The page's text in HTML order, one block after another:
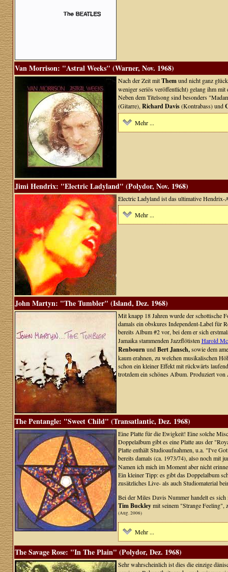
Van Morrison: "Astral Weeks" (Warner, Nov. 1968)
Nach der Zeit mitThemund nicht ganz
weniger seriös veröffentlicht) gelang ihm
Neben dem Titelsong sind besonders
(Gitarre), Richard Davis(Kontrabass) und
Mehr ...
Jimi Hendrix: "Electric Ladyland" (Polydor, Nov. 1968)
Electric Ladyland ist das ultimative Hendrix-
Mehr ...
John Martyn: "The Tumbler" (Island, Dez. 1968)
Mit knapp 18 Jahren wurde der schottische
damals ein obskures Independent-Label für
bereits Album #2 vor, bei dem er sich
Jamaika stammenden Jazzflötisten Harold
Renbourn undBert Jansch,sowie dem
kaum erahnen, zu welchen musikalischen
schon ein kleiner Effekt mit rückwärts
trotzdem ein schönes Album. Produziert von
The Pentangle: "Sweet Child" (Transatlantic, Dez. 1968)
Eine Platte für die Ewigkeit! Eine solche
Doppelalbum gibt es eine Platte aus der
Platte enthält Studioaufnahmen, u.a. "I've
bereits damals (ca. 1973/74), also noch mit
Namen ich mich im Moment aber nicht
Ein kleiner Tipp: es gibt das Doppelalbum
zusätzliches Live- als auch Studiomaterial
Bei der Miles Davis Nummer handelt es
Tim Buckleymit seinem "Strange Feeling",
(Aug. 2006)
Mehr ...
The Savage Rose: "In The Plain" (Polydor, Dez. 1968)
Sehr wahrscheinlich ist dies die einzige